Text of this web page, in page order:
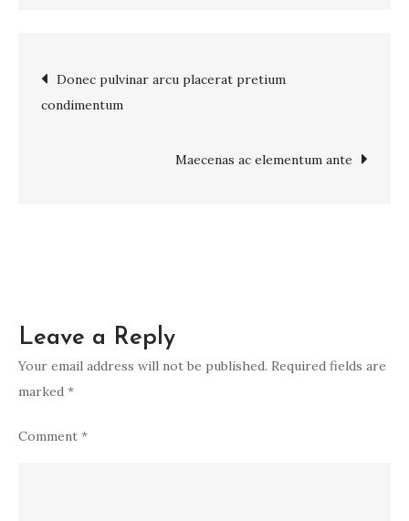
sed
lorem
Post
Donec pulvinar arcu placerat pretium
condimentum
Maecenas ac elementum ante
Leave a Reply
Your email address will not be published. Required fields are
marked *
Comment *